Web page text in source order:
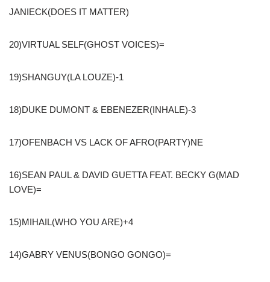
JANIECK(DOES IT MATTER)
20)VIRTUAL SELF(GHOST VOICES)=
19)SHANGUY(LA LOUZE)-1
18)DUKE DUMONT & EBENEZER(INHALE)-3
17)OFENBACH VS LACK OF AFRO(PARTY)NE
16)SEAN PAUL & DAVID GUETTA FEAT. BECKY G(MAD
LOVE)=
15)MIHAIL(WHO YOU ARE)+4
14)GABRY VENUS(BONGO GONGO)=